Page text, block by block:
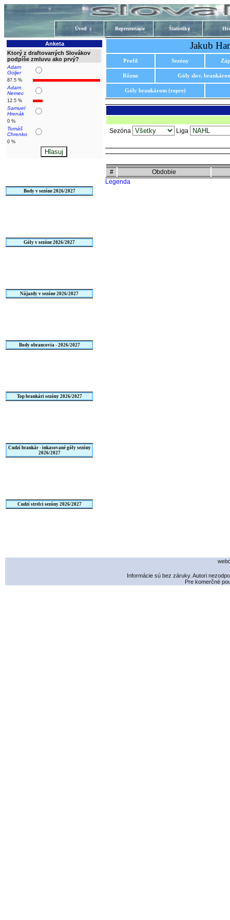
Úvod Reprezentácie Štatistiky
Anketa
Ktorý z draftovaných Slovákov
podpíše zmluvu ako prvý?
Adam
Goljer
87.5 %
Adam
Nemec
12.5 %
Samuel
Hrenák
0 %
Tomáš
Chrenko
0 %
Body v sezóne 2026/2027
Góly v sezóne 2026/2027
Nájazdy v sezóne 2026/2027
Body obrancovia - 2026/2027
Top brankári sezóny 2026/2027
Cudzí brankár - inkasované góly sezóny
2026/2027
Cudzí strelci sezóny 2026/2027
Jakub
Profil Sezóny
Rôzne Góly slov.
Góly brankárom (repre)
Sezóna Liga
#
Obdobie
Legenda
Informácie sú bez záruky. Autori
Pre komerčné